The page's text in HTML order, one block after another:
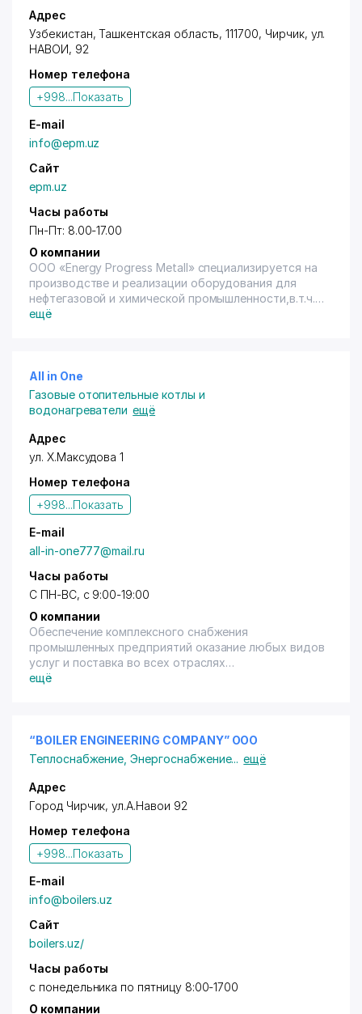
Адрес
Узбекистан, Ташкентская область, 111700, Чирчик, ул.
НАВОИ, 92
Номер телефона
+998...Показать
E-mail
info@epm.uz
Сайт
epm.uz
Часы работы
Пн-Пт: 8.00-17.00
О компании
ООО «Energy Progress Metall» специализируется на
производстве и реализации оборудования для
нефтегазовой и химической промышленности,в.т.ч.
разборные пластинчатые, паяные,
качества и изготавливается с высокой степенью
надежности, в оговоренные сроки и по
оптимальной цене.
ещё
All in One
Газовые отопительные котлы и
водонагреватели ещё
Адрес
ул. Х.Максудова 1
Номер телефона
+998...Показать
E-mail
all-in-one777@mail.ru
Часы работы
С ПН-ВС, с 9:00-19:00
О компании
Обеспечение комплексного снабжения
промышленных предприятий оказание любых видов
услуг и поставка во всех отраслях
промышленности.
ещё
“BOILER ENGINEERING COMPANY” OOO
Теплоснабжение ,Энергоснабжение... ещё
Адрес
Город Чирчик, ул.А.Навои 92
Номер телефона
+998...Показать
E-mail
info@boilers.uz
Сайт
boilers.uz/
Часы работы
с понедельника по пятницу 8:00-1700
О компании